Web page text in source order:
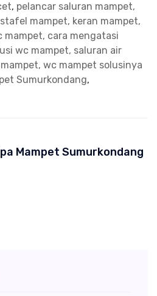
, pelancar saluran mampet,
mampet, keran mampet,
mampet, cara mengatasi
wc mampet, saluran air
wc mampet solusinya
Sumurkondang,
Mampet Sumurkondang